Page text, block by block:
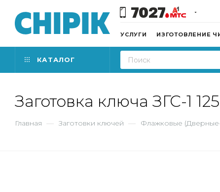
7027
УСЛУГИ ИЗГОТОВЛЕНИЕ
КАТАЛОГ
Заготовка ключа ЗГС-1
Главная — Заготовки ключей — Флажковые